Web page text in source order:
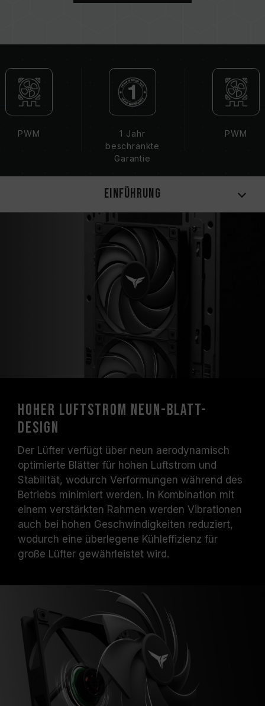
PWM
1 Jahr
beschränkte
Garantie
PWM
Einführung
Hoher Luftstrom Neun-Blatt-
Design
Der Lüfter verfügt über neun aerodynamisch
optimierte Blätter für hohen Luftstrom und
Stabilität, wodurch Verformungen während des
Betriebs minimiert werden. In Kombination mit
einem verstärkten Rahmen werden Vibrationen
auch bei hohen Geschwindigkeiten reduziert,
wodurch eine überlegene Kühleffizienz für
große Lüfter gewährleistet wird.